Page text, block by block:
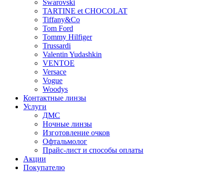
Swarovski
TARTINE et CHOCOLAT
Tiffany&Co
Tom Ford
Tommy Hilfiger
Trussardi
Valentin Yudashkin
VENTOE
Versace
Vogue
Woodys
Контактные линзы
Услуги
ДМС
Ночные линзы
Изготовление очков
Офтальмолог
Прайс-лист и способы оплаты
Акции
Покупателю